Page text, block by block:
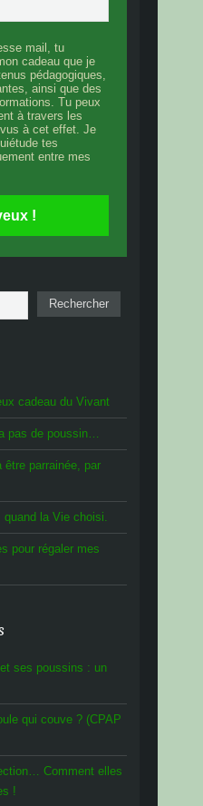
mail, tu
cadeau que je
pédagogiques,
ainsi que des
Tu peux
à travers les
à cet effet. Je
tes
entre mes
!
Rechercher
cadeau du Vivant
pas de poussin…
être parrainée, par
la Vie choisi.
pour régaler mes
ses poussins : un
qui couve ? (CPAP
Comment elles
!